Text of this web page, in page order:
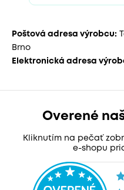
Poštová adresa výrobcu:
Brno
Elektronická adresa
Overené
Kliknutím na pečať
e-shopu